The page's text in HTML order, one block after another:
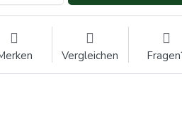
Vergleichen